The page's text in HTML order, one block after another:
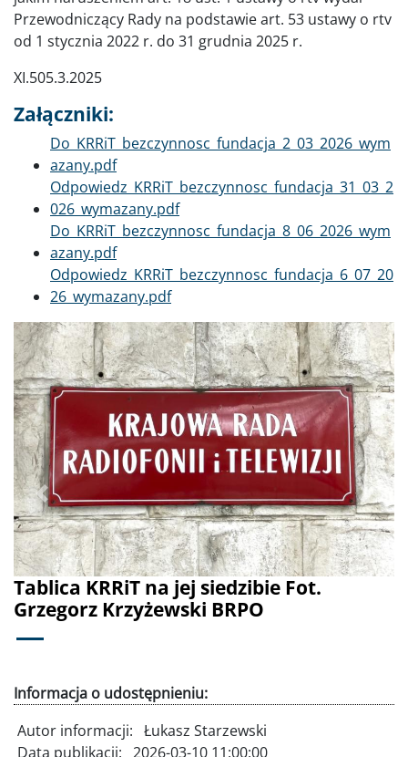
Przewodniczący Rady na podstawie art. 53 ustawy o rtv
od 1 stycznia 2022 r. do 31 grudnia 2025 r.
XI.505.3.2025
Załączniki:
Dokument
Do_KRRiT_bezczynnosc_fundacja_2_03_2026_wym
azany.pdf
Dokument
Odpowiedz_KRRiT_bezczynnosc_fundacja_31_03_2
026_wymazany.pdf
Dokument
Do_KRRiT_bezczynnosc_fundacja_8_06_2026_wym
azany.pdf
Dokument
Odpowiedz_KRRiT_bezczynnosc_fundacja_6_07_20
26_wymazany.pdf
Tablica KRRiT na jej siedzibie Fot.
Grzegorz Krzyżewski BRPO
Poprzednie Dalej
Informacja o udostępnieniu:
Autor informacji: Łukasz Starzewski
Data publikacji: 2026-03-10 11:00:00